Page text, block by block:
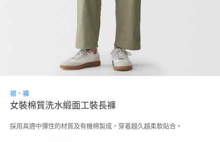
裙・褲
女裝棉質洗水緞面工裝長褲
採用具適中彈性的材質及有機棉製成，穿着越久越柔軟貼合。